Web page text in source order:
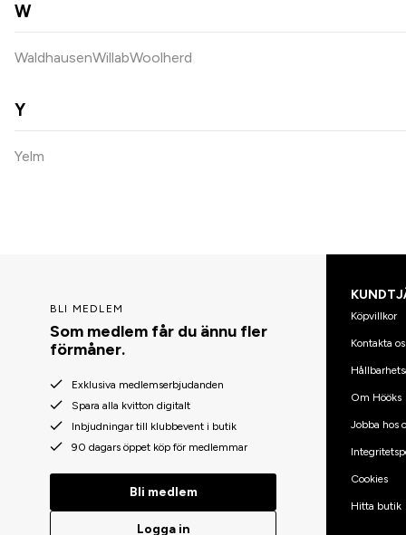
W
WaldhausenWillabWoolherd
Y
Yelm
BLI MEDLEM
Som medlem får du ännu fler
förmåner.
Exklusiva medlemserbjudanden
Spara alla kvitton digitalt
Inbjudningar till klubbevent i butik
90 dagars öppet köp för medlemmar
Bli medlem
Logga in
Köpvillkor
Kontakta
Om Hööks
Jobba hos
Cookies
Hitta butik